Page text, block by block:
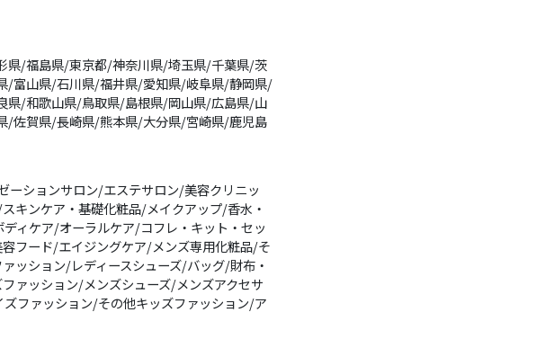
/福島県/東京都/神奈川県/埼玉県/千葉県/茨
/富山県/石川県/福井県/愛知県/岐阜県/静岡県/
県/和歌山県/鳥取県/島根県/岡山県/広島県/山
/佐賀県/長崎県/熊本県/大分県/宮崎県/鹿児島
ションサロン/エステサロン/美容クリニッ
キンケア・基礎化粧品/メイクアップ/香水・
ィケア/オーラルケア/コフレ・キット・セッ
フード/エイジングケア/メンズ専用化粧品/そ
ッション/レディースシューズ/バッグ/財布・
ァッション/メンズシューズ/メンズアクセサ
ファッション/その他キッズファッション/ア